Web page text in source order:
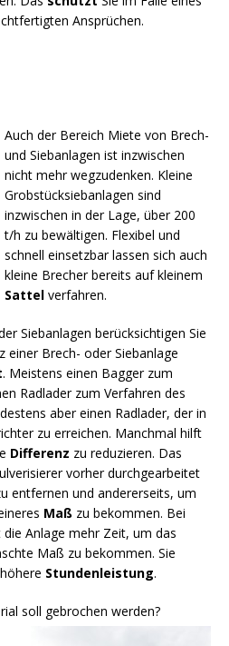
Ansprüchen.
Auch der Bereich Miete von Brech-
und Siebanlagen ist inzwischen
nicht mehr wegzudenken. Kleine
Grobstücksiebanlagen sind
inzwischen in der Lage, über 200
t/h zu bewältigen. Flexibel und
schnell einsetzbar lassen sich auch
kleine Brecher bereits auf kleinem
Sattel verfahren.
Siebanlagen berücksichtigen Sie
einer Brech- oder Siebanlage
. Meistens einen Bagger zum
Radlader zum Verfahren des
aber einen Radlader, der in
zu erreichen. Manchmal hilft
Differenz zu reduzieren. Das
vorher durchgearbeitet
entfernen und andererseits, um
Maß zu bekommen. Bei
Anlage mehr Zeit, um das
Maß zu bekommen. Sie
Stundenleistung.
soll gebrochen werden?